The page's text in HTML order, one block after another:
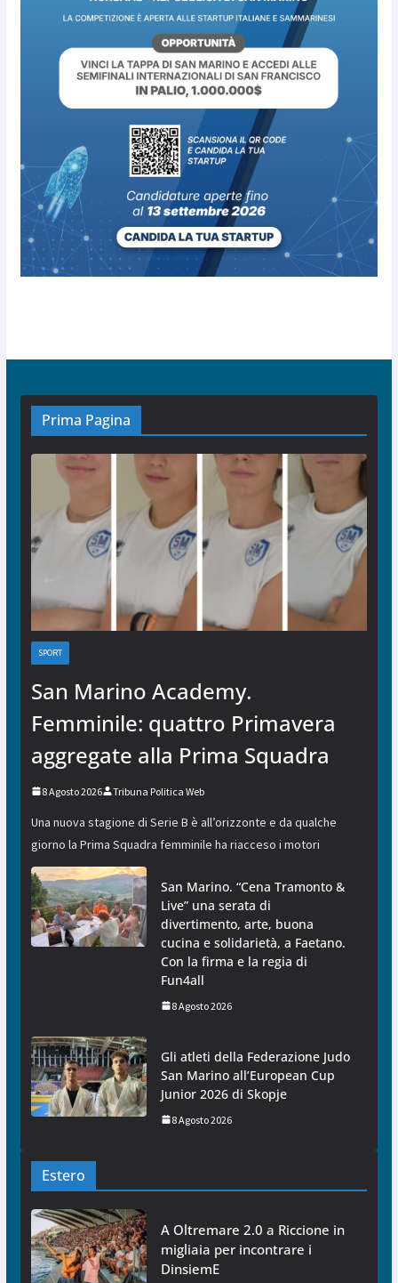
Prima Pagina
SPORT
San Marino Academy.
Femminile: quattro Primavera
aggregate alla Prima Squadra
8 Agosto 2026 Tribuna Politica Web
Una nuova stagione di Serie B è all’orizzonte e da qualche
giorno la Prima Squadra femminile ha riacceso i motori
San Marino. “Cena Tramonto &
Live” una serata di
divertimento, arte, buona
cucina e solidarietà, a Faetano.
Con la firma e la regia di
Fun4all
8 Agosto 2026
Gli atleti della Federazione Judo
San Marino all’European Cup
Junior 2026 di Skopje
8 Agosto 2026
Estero
A Oltremare 2.0 a Riccione in
migliaia per incontrare i
DinsiemE